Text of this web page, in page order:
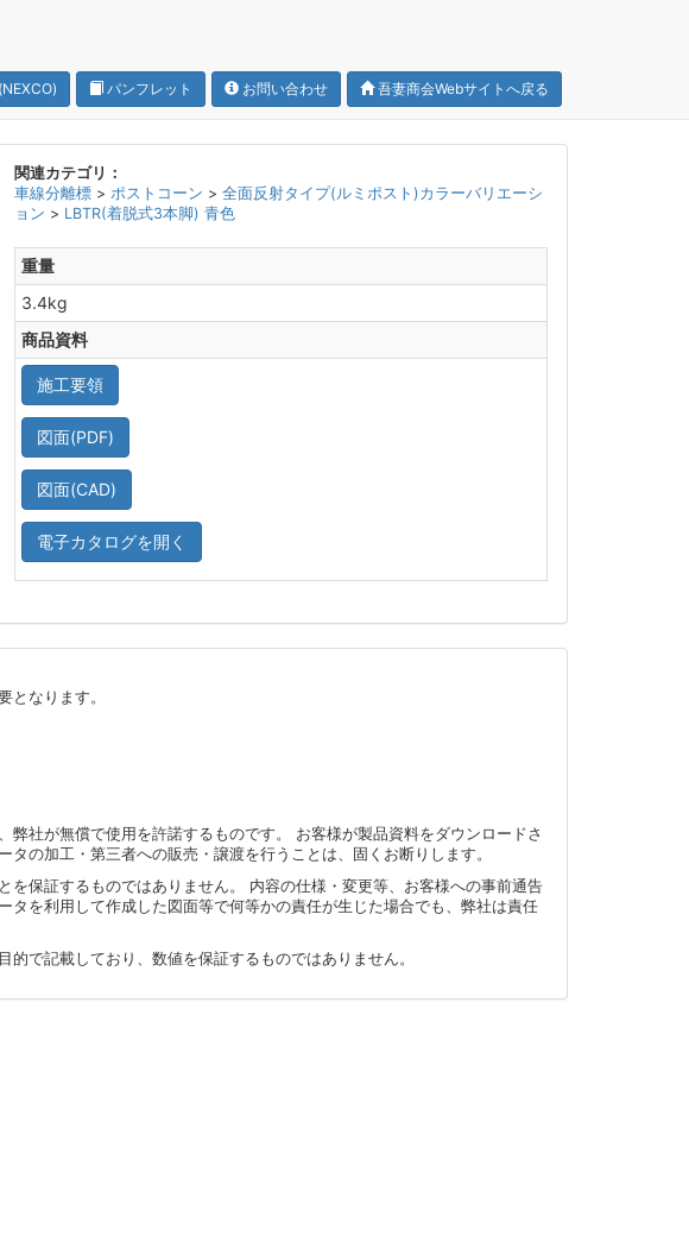
パンフレット お問い合わせ 吾妻商会Webサイトへ戻る
関連カテゴリ：
車線分離標 >ポストコーン >全面反射タイプ(ルミポスト)カラーバリエーシ
ョン > LBTR(着脱式3本脚) 青色
重量
3.4kg
商品資料
施工要領
図面(PDF)
図面(CAD)
電子カタログを開く
となります。
社が無償で使用を許諾するものです。 お客様が製品資料をダウンロードさ
の加工・第三者への販売・譲渡を行うことは、固くお断りします。
を保証するものではありません。 内容の仕様・変更等、お客様への事前通告
タを利用して作成した図面等で何等かの責任が生じた場合でも、弊社は責任
で記載しており、数値を保証するものではありません。